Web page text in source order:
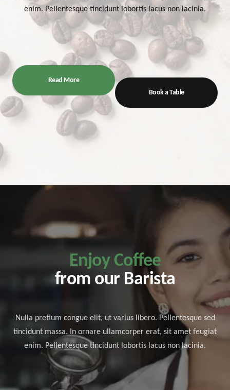
enim. Pellentesque tincidunt lobortis lacus non lacinia.
Read More
Book a Table
Enjoy Coffee
from our Barista
Nulla pretium congue elit, ut varius libero. Pellentesque sed
tincidunt massa. In ornare ullamcorper erat, sit amet feugiat
enim. Pellentesque tincidunt lobortis lacus non lacinia.